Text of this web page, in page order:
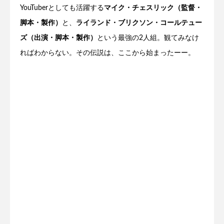
YouTuberとしても活躍するマイク・チェスリック（監督・
脚本・製作） と、 ライランド・ブリクソン・コールテュー
ズ（出演・脚本・製作） という最強の2人組。観てみなけ
ればわからない。その伝説は、ここから始まったーー。